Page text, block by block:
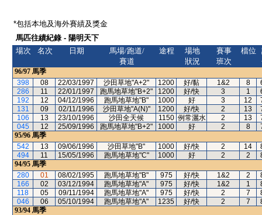
*包括本地及海外賽績及獎金
馬匹往績紀錄 - 陽明天下
場次
名次 日期
馬場/跑道/
賽道
途程
場地
狀況
賽事
班次
檔位
96/97 馬季
398
08 22/03/1997 沙田草地"A+2" 1200 好/黏 1&2 8
286
11 22/01/1997 跑馬地草地"B+2" 1200 好/快 3 1
192
12 04/12/1996 跑馬地草地"B" 1000 好 3 12
131
09 02/11/1996 沙田草地"A(N)" 1200 好/快 2 13
106
13 23/10/1996 沙田全天候 1150 例常灑水 2 13
045
12 25/09/1996 跑馬地草地"B+2" 1000 好 2 8
95/96 馬季
542
13 09/06/1996 沙田草地"B" 1000 好/快 2 14
494
11 15/05/1996 跑馬地草地"C" 1000 好 2 2
94/95 馬季
280
01 08/02/1995 跑馬地草地"B" 975 好/快 1&2 2
166
02 03/12/1994 跑馬地草地"A" 975 好/快 1&2 1
118
05 09/11/1994 跑馬地草地"A" 975 好/快 2 7
046
06 05/10/1994 跑馬地草地"A" 1235 好/快 2 7
93/94 馬季